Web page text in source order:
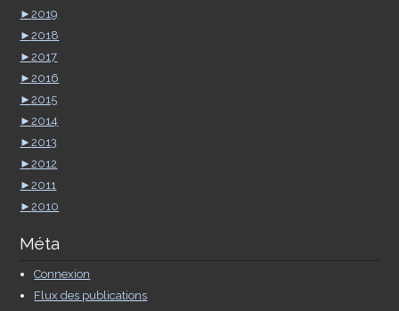
►2019
►2018
►2017
►2016
►2015
►2014
►2013
►2012
►2011
►2010
Méta
Connexion
Flux des publications